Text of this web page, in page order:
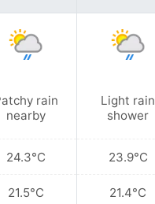
rain
nearby
24.3°C
21.5°C
Light rain
shower
23.9°C
21.4°C